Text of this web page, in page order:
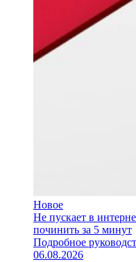
Новое
Не пускает в
починить за 5 минут
Подробное
06.08.2026